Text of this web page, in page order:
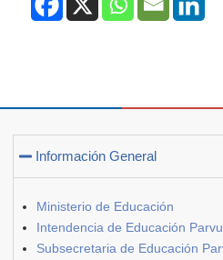
Información General
Ministerio de Educación
Intendencia de Educación
Subsecretaria de Educación